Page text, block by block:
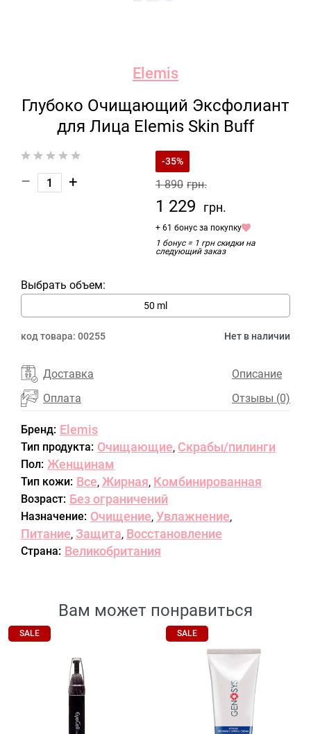
Elemis
Глубоко Очищающий Эксфолиант
для Лица Elemis Skin Buff
– +
-35%
1 890 грн.
1 229 грн.
+ 61 бонус за покупку
1 бонус = 1 грн скидки на
следующий заказ
Выбрать объем:
50 ml
код товара: 00255 Нет в наличии
Доставка
Оплата
Описание
Отзывы (0)
Бренд: Elemis
Тип продукта: Очищающие, Скрабы/пилинги
Пол: Женщинам
Тип кожи: Все, Жирная, Комбинированная
Возраст: Без ограничений
Назначение: Очищение, Увлажнение,
Питание, Защита, Восстановление
Страна: Великобритания
Вам может понравиться
SALE SALE